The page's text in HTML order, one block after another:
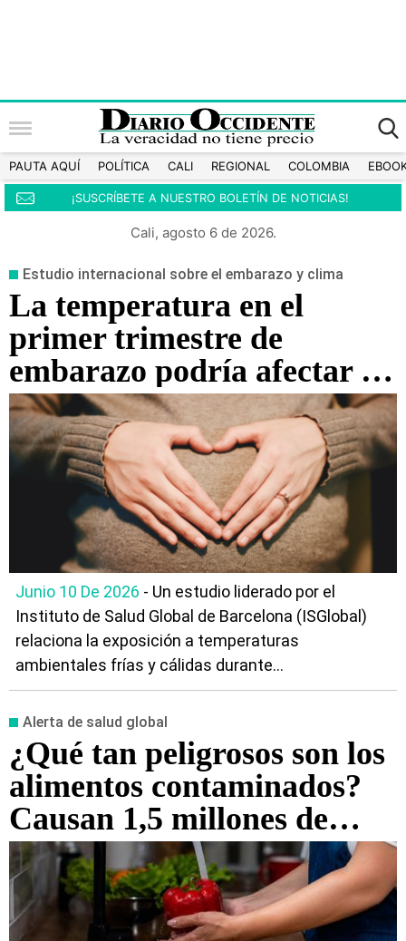
PAUTA AQUÍ POLÍTICA CALI REGIONAL COLOMBIA
¡SUSCRÍBETE A NUESTRO BOLETÍN DE NOTICIAS!
Cali, agosto 6 de 2026.
Estudio internacional sobre el embarazo y clima
La temperatura en el
primer trimestre de
embarazo podría afectar el
crecimiento fetal
Junio 10 De 2026 - Un estudio liderado por el
Instituto de Salud Global de Barcelona (ISGlobal)
relaciona la exposición a temperaturas
ambientales frías y cálidas durante...
Alerta de salud global
¿Qué tan peligrosos son los
alimentos contaminados?
Causan 1,5 millones de
muertes cada año